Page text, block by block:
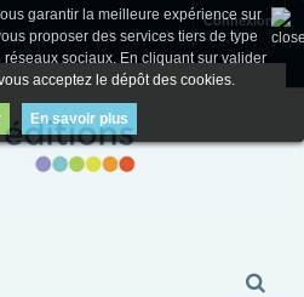
Connexion
garantir la meilleure expérience sur
proposer des services tiers de type
sociaux. En cliquant sur valider
acceptez le dépôt des cookies.
En savoir plus